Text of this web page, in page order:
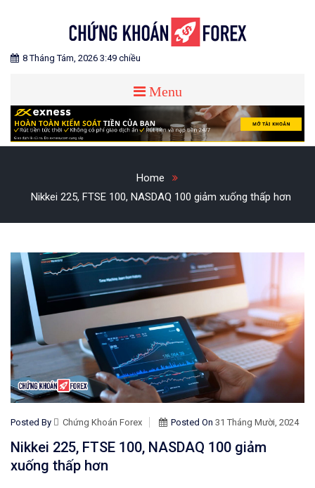
CHỨNG KHOÁN FOREX
Blog chia sẻ về Chứng Khoán và Forex
8 Tháng Tám, 2026 3:49 chiều
Menu
Home
Nikkei 225, FTSE 100, NASDAQ 100 giảm xuống thấp hơn​
Posted By Chứng Khoán Forex Posted On 31 Tháng Mười, 2024
Nikkei 225, FTSE 100, NASDAQ 100 giảm
xuống thấp hơn​